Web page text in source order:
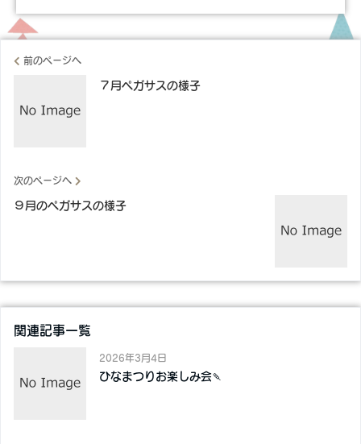
前のページへ
７月ペガサスの様子
次のページへ
９月のペガサスの様子
関連記事一覧
2026年3月4日
ひなまつりお楽しみ会🍡